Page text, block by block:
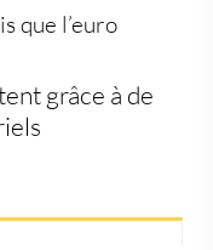
que l’euro
grâce à de